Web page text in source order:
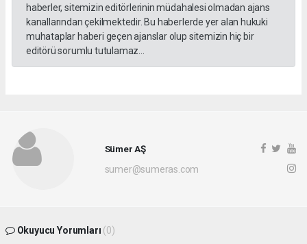
haberler, sitemizin editörlerinin müdahalesi olmadan ajans
kanallarından çekilmektedir. Bu haberlerde yer alan hukuki
muhataplar haberi geçen ajanslar olup sitemizin hiç bir
editörü sorumlu tutulamaz...
Sümer AŞ
sumer@sumeras.com
Okuyucu Yorumları (0)